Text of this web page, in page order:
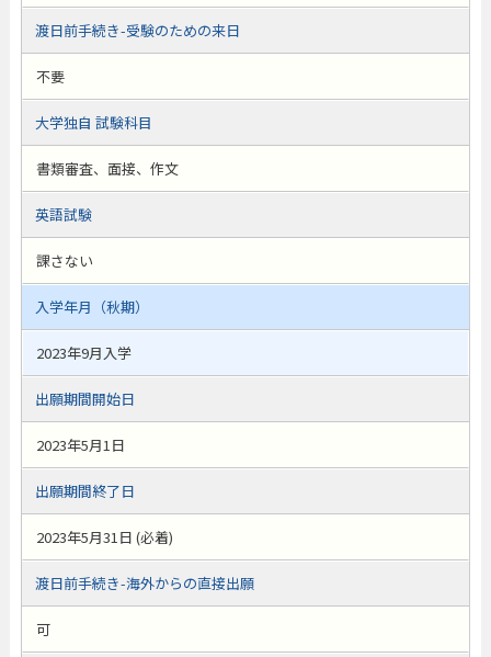
渡日前手続き-受験のための来日
不要
大学独自 試験科目
書類審査、面接、作文
英語試験
課さない
入学年月（秋期）
2023年9月入学
出願期間開始日
2023年5月1日
出願期間終了日
2023年5月31日 (必着)
渡日前手続き-海外からの直接出願
可